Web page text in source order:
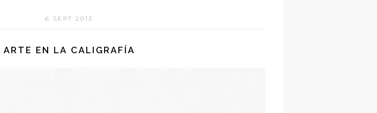
6 SEPT 2013
ARTE EN LA CALIGRAFÍA